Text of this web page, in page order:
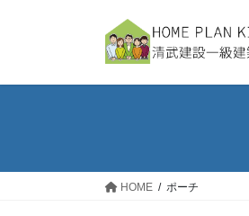
HOME ポーチ